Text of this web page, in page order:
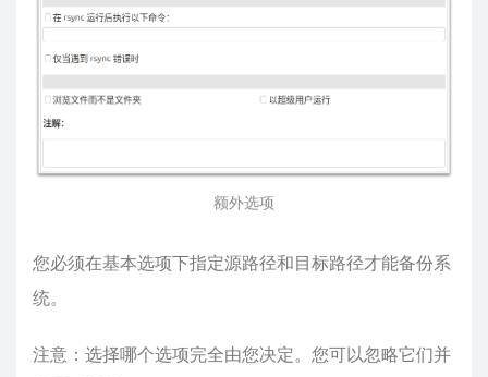
额外选项
您必须在基本选项下指定源路径和目标路径才能备份系
统。
注意：选择哪个选项完全由您决定。您可以忽略它们并